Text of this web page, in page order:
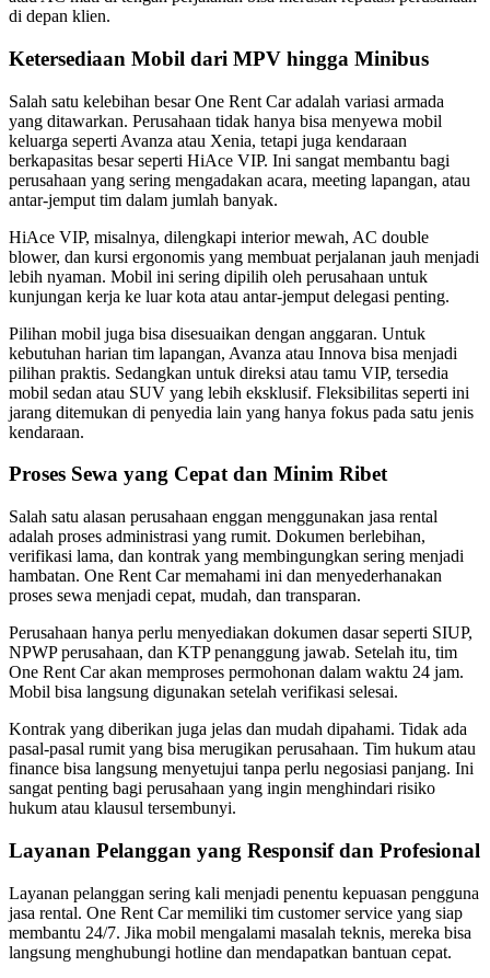
di depan klien.
Ketersediaan Mobil dari MPV hingga Minibus
Salah satu kelebihan besar One Rent Car adalah variasi armada
yang ditawarkan. Perusahaan tidak hanya bisa menyewa mobil
keluarga seperti Avanza atau Xenia, tetapi juga kendaraan
berkapasitas besar seperti HiAce VIP. Ini sangat membantu bagi
perusahaan yang sering mengadakan acara, meeting lapangan, atau
antar-jemput tim dalam jumlah banyak.
HiAce VIP, misalnya, dilengkapi interior mewah, AC double
blower, dan kursi ergonomis yang membuat perjalanan jauh menjadi
lebih nyaman. Mobil ini sering dipilih oleh perusahaan untuk
kunjungan kerja ke luar kota atau antar-jemput delegasi penting.
Pilihan mobil juga bisa disesuaikan dengan anggaran. Untuk
kebutuhan harian tim lapangan, Avanza atau Innova bisa menjadi
pilihan praktis. Sedangkan untuk direksi atau tamu VIP, tersedia
mobil sedan atau SUV yang lebih eksklusif. Fleksibilitas seperti ini
jarang ditemukan di penyedia lain yang hanya fokus pada satu jenis
kendaraan.
Proses Sewa yang Cepat dan Minim Ribet
Salah satu alasan perusahaan enggan menggunakan jasa rental
adalah proses administrasi yang rumit. Dokumen berlebihan,
verifikasi lama, dan kontrak yang membingungkan sering menjadi
hambatan. One Rent Car memahami ini dan menyederhanakan
proses sewa menjadi cepat, mudah, dan transparan.
Perusahaan hanya perlu menyediakan dokumen dasar seperti SIUP,
NPWP perusahaan, dan KTP penanggung jawab. Setelah itu, tim
One Rent Car akan memproses permohonan dalam waktu 24 jam.
Mobil bisa langsung digunakan setelah verifikasi selesai.
Kontrak yang diberikan juga jelas dan mudah dipahami. Tidak ada
pasal-pasal rumit yang bisa merugikan perusahaan. Tim hukum atau
finance bisa langsung menyetujui tanpa perlu negosiasi panjang. Ini
sangat penting bagi perusahaan yang ingin menghindari risiko
hukum atau klausul tersembunyi.
Layanan Pelanggan yang Responsif dan Profesional
Layanan pelanggan sering kali menjadi penentu kepuasan pengguna
jasa rental. One Rent Car memiliki tim customer service yang siap
membantu 24/7. Jika mobil mengalami masalah teknis, mereka bisa
langsung menghubungi hotline dan mendapatkan bantuan cepat.